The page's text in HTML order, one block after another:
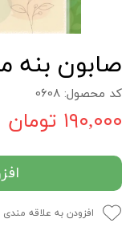
صابون
کد محصول: 0608
۱۹۰,۰۰۰ تومان
افزودن به علاقه مندی